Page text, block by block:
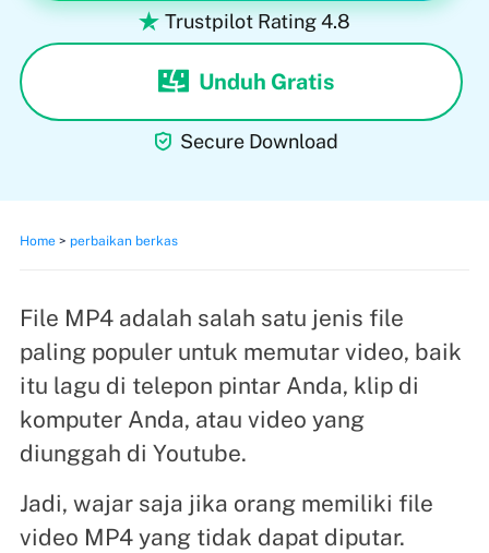
 Trustpilot Rating 4.8
Unduh Gratis
 Secure Download
Home> perbaikan berkas
File MP4 adalah salah satu jenis file
paling populer untuk memutar video, baik
itu lagu di telepon pintar Anda, klip di
komputer Anda, atau video yang
diunggah di Youtube.
Jadi, wajar saja jika orang memiliki file
video MP4 yang tidak dapat diputar.